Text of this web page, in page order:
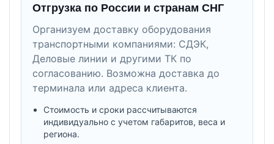
Отгрузка по России и странам СНГ
Организуем доставку оборудования
транспортными компаниями: СДЭК,
Деловые линии и другими ТК по
согласованию. Возможна доставка до
терминала или адреса клиента.
Стоимость и сроки рассчитываются
индивидуально с учетом габаритов, веса и
региона.